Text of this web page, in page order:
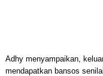
Adhy menyampaikan,
mendapatkan bansos